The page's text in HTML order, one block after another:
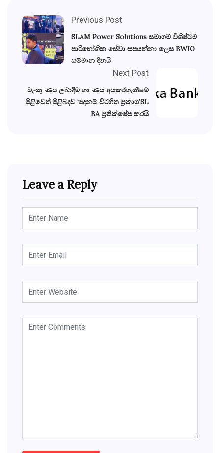
Previous Post
SLAM Power Solutions සමාගම විශිෂ්ටම
පාරිභෝගික සේවා සපයන්නා ලෙස BWIO
සම්මාන දිනයි
Next Post
බැංකු ණය ලබාදීම හා ණය අයකරගැනීමේ
පිළිවෙත් පිළිබඳව ‘පදනම් විරහිත ප්‍රකාශ’SL
BA ප්‍රතික්ෂේප කරයි
Leave a Reply